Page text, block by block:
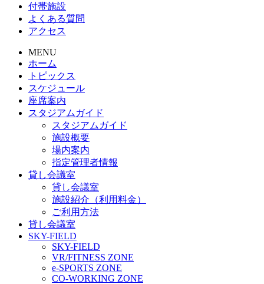
付帯施設
よくある質問
アクセス
MENU
ホーム
トピックス
スケジュール
座席案内
スタジアムガイド
スタジアムガイド
施設概要
場内案内
指定管理者情報
貸し会議室
貸し会議室
施設紹介（利用料金）
ご利用方法
貸し会議室
SKY-FIELD
SKY-FIELD
VR/FITNESS ZONE
e-SPORTS ZONE
CO-WORKING ZONE